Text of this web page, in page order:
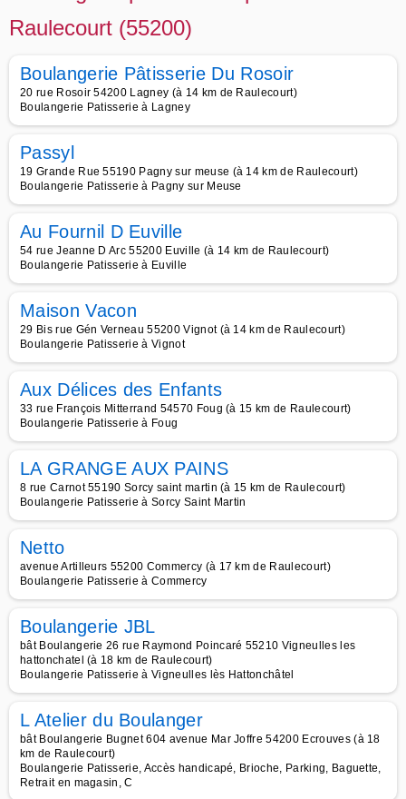
Raulecourt (55200)
Boulangerie Pâtisserie Du Rosoir
20 rue Rosoir 54200 Lagney (à 14 km de Raulecourt)
Boulangerie Patisserie à Lagney
Passyl
19 Grande Rue 55190 Pagny sur meuse (à 14 km de Raulecourt)
Boulangerie Patisserie à Pagny sur Meuse
Au Fournil D Euville
54 rue Jeanne D Arc 55200 Euville (à 14 km de Raulecourt)
Boulangerie Patisserie à Euville
Maison Vacon
29 Bis rue Gén Verneau 55200 Vignot (à 14 km de Raulecourt)
Boulangerie Patisserie à Vignot
Aux Délices des Enfants
33 rue François Mitterrand 54570 Foug (à 15 km de Raulecourt)
Boulangerie Patisserie à Foug
LA GRANGE AUX PAINS
8 rue Carnot 55190 Sorcy saint martin (à 15 km de Raulecourt)
Boulangerie Patisserie à Sorcy Saint Martin
Netto
avenue Artilleurs 55200 Commercy (à 17 km de Raulecourt)
Boulangerie Patisserie à Commercy
Boulangerie JBL
bât Boulangerie 26 rue Raymond Poincaré 55210 Vigneulles les
hattonchatel (à 18 km de Raulecourt)
Boulangerie Patisserie à Vigneulles lès Hattonchâtel
L Atelier du Boulanger
bât Boulangerie Bugnet 604 avenue Mar Joffre 54200 Ecrouves (à 18
km de Raulecourt)
Boulangerie Patisserie, Accès handicapé, Brioche, Parking, Baguette,
Retrait en magasin, C